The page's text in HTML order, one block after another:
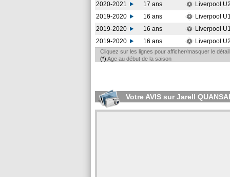
2020-2021
17 ans Liverpool
2019-2020
16 ans Liverpool
2019-2020
16 ans Liverpool
2019-2020
16 ans Liverpool
Cliquez sur les lignes pour afficher/masquer le
(*) Age au début de la saison
Votre AVIS sur Jarell